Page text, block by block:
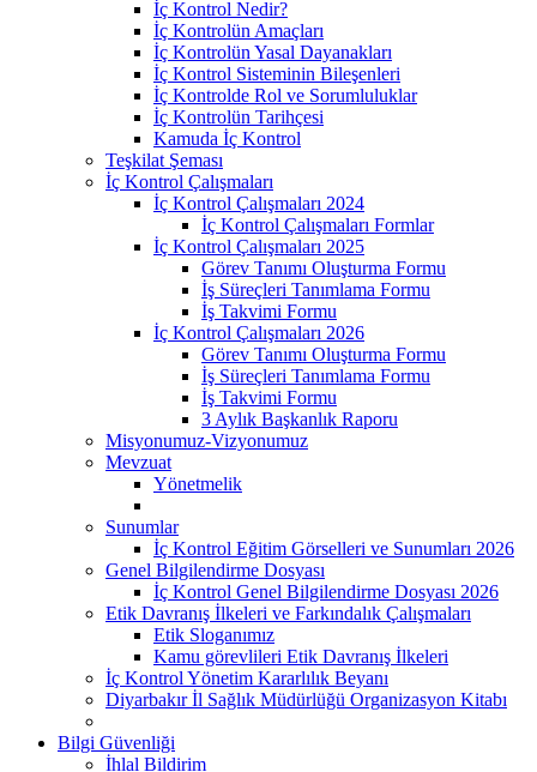
İç Kontrol Nedir?
İç Kontrolün Amaçları
İç Kontrolün Yasal Dayanakları
İç Kontrol Sisteminin Bileşenleri
İç Kontrolde Rol ve Sorumluluklar
İç Kontrolün Tarihçesi
Kamuda İç Kontrol
Teşkilat Şeması
İç Kontrol Çalışmaları
İç Kontrol Çalışmaları 2024
İç Kontrol Çalışmaları Formlar
İç Kontrol Çalışmaları 2025
Görev Tanımı Oluşturma Formu
İş Süreçleri Tanımlama Formu
İş Takvimi Formu
İç Kontrol Çalışmaları 2026
Görev Tanımı Oluşturma Formu
İş Süreçleri Tanımlama Formu
İş Takvimi Formu
3 Aylık Başkanlık Raporu
Misyonumuz-Vizyonumuz
Mevzuat
Yönetmelik
Sunumlar
İç Kontrol Eğitim Görselleri ve Sunumları 2026
Genel Bilgilendirme Dosyası
İç Kontrol Genel Bilgilendirme Dosyası 2026
Etik Davranış İlkeleri ve Farkındalık Çalışmaları
Etik Sloganımız
Kamu görevlileri Etik Davranış İlkeleri
İç Kontrol Yönetim Kararlılık Beyanı
Diyarbakır İl Sağlık Müdürlüğü Organizasyon Kitabı
Bilgi Güvenliği
İhlal Bildirim